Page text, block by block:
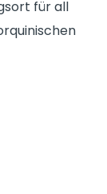
für all